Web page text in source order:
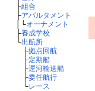
├組合
├アパルタメント
│└オーナメント
├養成学校
└出航所
├拠点回航
├定期船
├運河輸送船
├委任航行
└レース